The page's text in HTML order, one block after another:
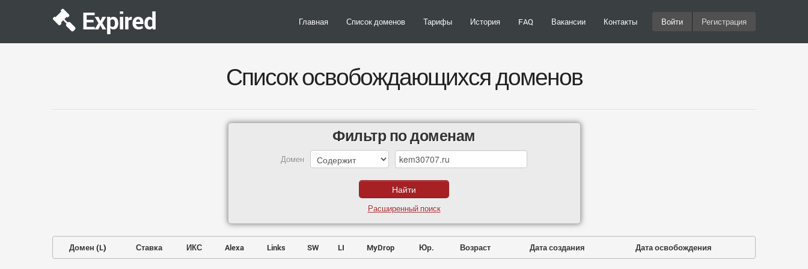
Expired Главная Список доменов Тарифы История FAQ Вакансии Контакты Войти Регистрация
Список освобождающихся доменов
Фильтр по доменам
Домен
Расширенный поиск
Домен (L) Ставка ИКС Alexa Links SW LI MyDrop Юр. Возраст Дата создания Дата освобождения